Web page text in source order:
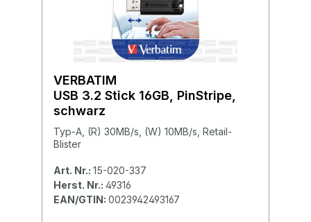
VERBATIM
USB 3.2 Stick 16GB, PinStripe,
schwarz
Typ-A, (R) 30MB/s, (W) 10MB/s, Retail-
Blister
Art. Nr.: 15-020-337
Herst. Nr.: 49316
EAN/GTIN: 0023942493167